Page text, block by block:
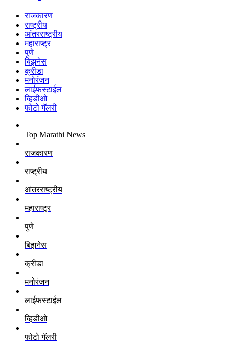
राजकारण
राष्ट्रीय
आंतरराष्ट्रीय
महाराष्ट्र
पुणे
बिझनेस
क्रीडा
मनोरंजन
लाईफस्टाईल
व्हिडीओ
फोटो गॅलरी
Top Marathi News
राजकारण
राष्ट्रीय
आंतरराष्ट्रीय
महाराष्ट्र
पुणे
बिझनेस
क्रीडा
मनोरंजन
लाईफस्टाईल
व्हिडीओ
फोटो गॅलरी